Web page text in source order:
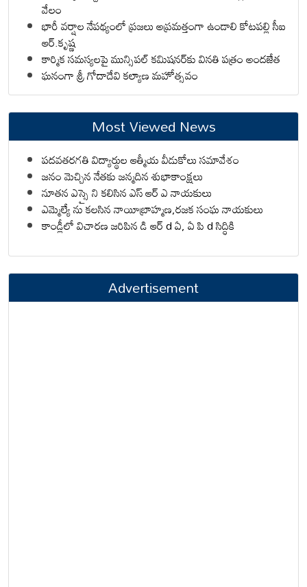
వేలం
భారీ వర్షాల నేపథ్యంలో ప్రజలు అప్రమత్తంగా ఉండాలి కోటపల్లి సీఐ
ఆర్.కృష్ణ
కార్మిక సమస్యలపై మున్సిపల్ కమిషనర్‌కు వినతి పత్రం అందజేత
ఘనంగా శ్రీ గోదాదేవి కల్యాణ మహోత్సవం
Most Viewed News
పదవతరగతి విద్యార్థుల ఆత్మీయ వీడుకోలు సమావేశం
జనం మెచ్చిన నేతకు జన్మదిన శుభాకాంక్షలు
నూతన ఎస్సై ని కలిసిన ఎస్ ఆర్ ఎ నాయకులు
ఎమ్మెల్యే ను కలసిన నాయీబ్రాహ్మణ,రజక సంఘ నాయకులు
కాండ్లీలో విచారణ జరిపిన డి ఆర్ d ఏ, ఏ పి d సిద్ధికి
Advertisement